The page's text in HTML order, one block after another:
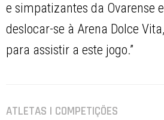
e simpatizantes da Ovarense
deslocar-se à Arena Dolce
para assistir a este jogo.”
ATLETAS | COMPETIÇÕES